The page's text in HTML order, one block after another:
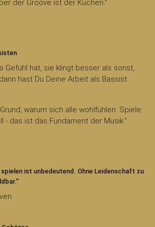
der Groove ist der Kuchen.“
Gefühl hat, sie klingt besser als sonst,
hast Du Deine Arbeit als Bassist
warum sich alle wohlfühlen. Spiele
- das ist das Fundament der Musik."
spielen ist unbedeutend. Ohne Leidenschaft zu